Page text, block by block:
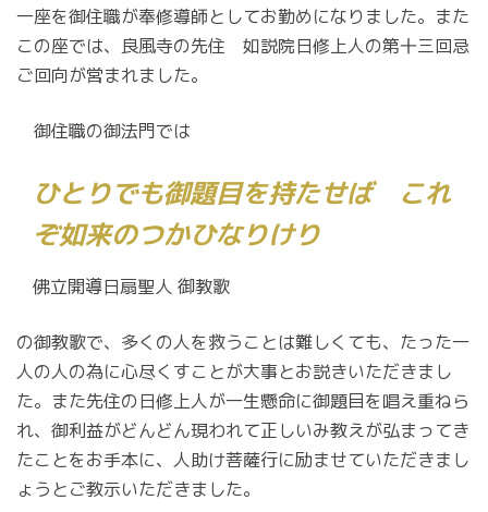
一座を御住職が奉修導師としてお勤めになりました。また
この座では、良風寺の先住 如説院日修上人の第十三回忌
ご回向が営まれました。
御住職の御法門では
ひとりでも御題目を持たせば これ
ぞ如来のつかひなりけり
佛立開導日扇聖人 御教歌
の御教歌で、多くの人を救うことは難しくても、たった一
人の人の為に心尽くすことが大事とお説きいただきまし
た。また先住の日修上人が一生懸命に御題目を唱え重ねら
れ、御利益がどんどん現われて正しいみ教えが弘まってき
たことをお手本に、人助け菩薩行に励ませていただきまし
ょうとご教示いただきました。